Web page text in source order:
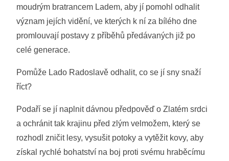
moudrým bratrancem Ladem, aby jí pomohl odhalit
význam jejích vidění, ve kterých k ní za bílého dne
promlouvají postavy z příběhů předávaných již po
celé generace.
Pomůže Lado Radoslavě odhalit, co se jí sny snaží
říct?
Podaří se jí naplnit dávnou předpověď o Zlatém srdci
a ochránit tak krajinu před zlým velmožem, který se
rozhodl zničit lesy, vysušit potoky a vytěžit kovy, aby
získal rychlé bohatství na boj proti svému hraběcímu